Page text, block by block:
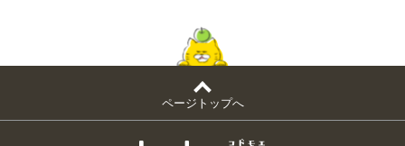
ページトップへ